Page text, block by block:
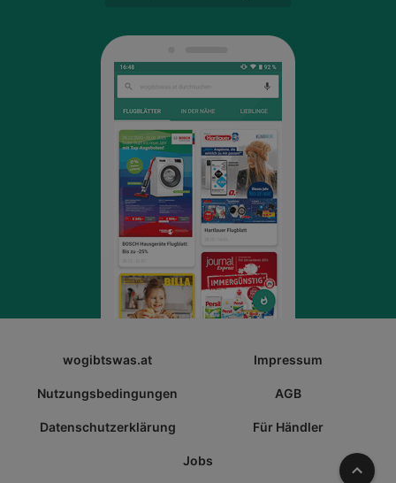
wogibtswas.at Impressum
Nutzungsbedingungen AGB
Datenschutzerklärung Für Händler
Jobs Nach